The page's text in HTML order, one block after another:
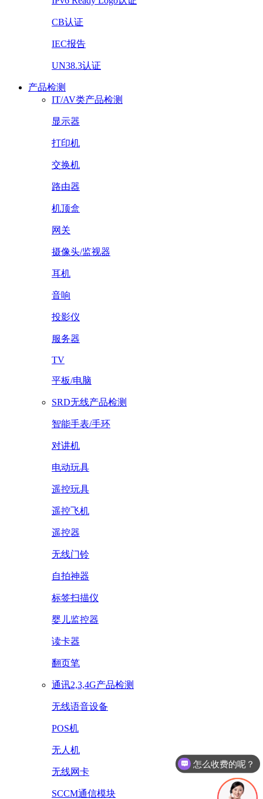
CB认证
IEC报告
UN38.3认证
产品检测
IT/AV类产品检测
显示器
打印机
交换机
路由器
机顶盒
网关
摄像头/监视器
耳机
音响
投影仪
服务器
TV
平板/电脑
SRD无线产品检测
智能手表/手环
对讲机
电动玩具
遥控玩具
遥控飞机
遥控器
无线门铃
自拍神器
标签扫描仪
婴儿监控器
读卡器
翻页笔
通讯2,3,4G产品检测
无线语音设备
POS机
无人机
无线网卡
SCCM通信模块
怎么收费的呢？